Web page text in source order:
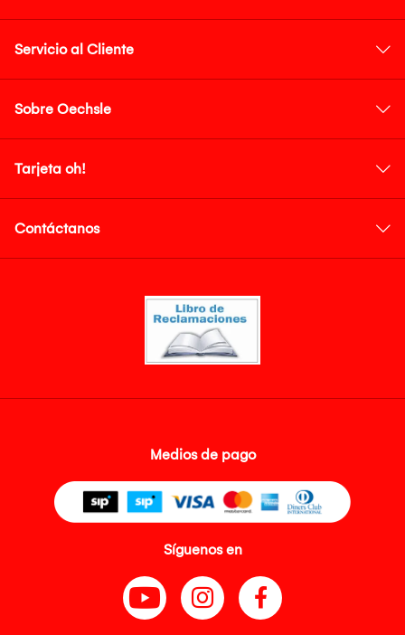
Servicio al Cliente
Sobre Oechsle
Tarjeta oh!
Contáctanos
Medios de pago
Síguenos en